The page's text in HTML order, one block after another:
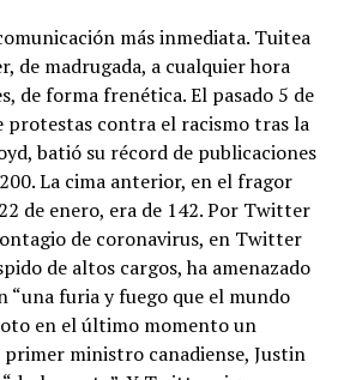
más inmediata. Tuitea
de madrugada, a cualquier hora
de forma frenética. El pasado 5 de
protestas contra el racismo tras la
batió su récord de publicaciones
La cima anterior, en el fragor
de enero, era de 142. Por Twitter
de coronavirus, en Twitter
de altos cargos, ha amenazado
“una furia y fuego que el mundo
en el último momento un
ministro canadiense, Justin